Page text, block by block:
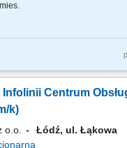
Telefoniczna obsługa
T-Mobile oraz aktywna
indywidulanych celów
Centrum
k)
o.o.
Łódź, ul. Łąkowa